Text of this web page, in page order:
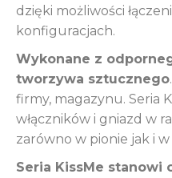
dzięki możliwości
konfiguracjach.
Wykonane z
tworzywa sztucznego
firmy, magazynu. Seria
włączników i gniazd w
zarówno w pionie jak i w
Seria KissMe